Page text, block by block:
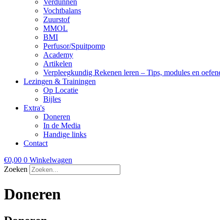
Vochtbalans
Zuurstof
MMOL
BMI
Perfusor/Spuitpomp
Academy
Artikelen
Verpleegkundig Rekenen leren – Tips, modules en
Lezingen & Trainingen
Op Locatie
Bijles
Extra's
Doneren
In de Media
Handige links
Contact
€0,00 0 Winkelwagen
Zoeken
Doneren